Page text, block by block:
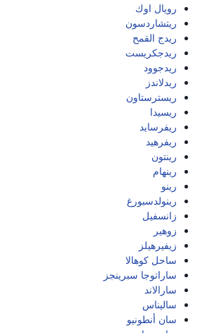
رويال اوك
ريتشاردسون
ريدج القمح
ريدجكريست
ريدجوود
ريدلاندز
ريسترستاون
ريسيدا
ريفرسايد
ريفرهيد
رينتون
رينهام
رينو
رينولدسبورغ
زانسفيل
زوهير
زيفيرهيلز
ساحل كوهالا
ساراتوجا سبرينجز
سارالاند
ساليناس
سان أنطونيو